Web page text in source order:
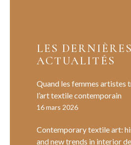
LES DERNIÈRES
ACTUALITÉS
Quand les femmes artistes
l’art textile contemporain
16 mars 2026
Contemporary textile art:
and new trends in interior